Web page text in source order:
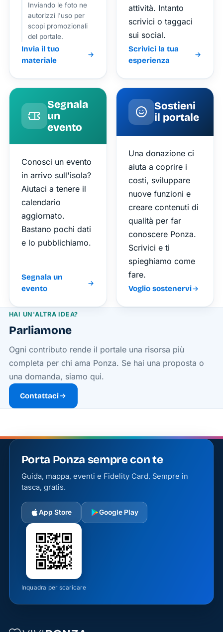
Inviando le foto ne
autorizzi l'uso per
scopi promozionali
del portale.
Invia il tuo
materiale
attività. Intanto
scrivici o taggaci
sui social.
Scrivici la tua
esperienza
Segnala
un
evento
Conosci un evento
in arrivo sull'isola?
Aiutaci a tenere il
calendario
aggiornato.
Bastano pochi dati
e lo pubblichiamo.
Segnala un
evento
Sostieni
il portale
Una donazione ci
aiuta a coprire i
costi, sviluppare
nuove funzioni e
creare contenuti di
qualità per far
conoscere Ponza.
Scrivici e ti
spieghiamo come
fare.
Voglio sostenervi
HAI UN'ALTRA IDEA?
Parliamone
Ogni contributo rende il portale una risorsa più
completa per chi ama Ponza. Se hai una proposta o
una domanda, siamo qui.
Contattaci
Porta Ponza sempre con te
Guida, mappa, eventi e Fidelity Card. Sempre in
tasca, gratis.
App Store Google Play
Inquadra per scaricare